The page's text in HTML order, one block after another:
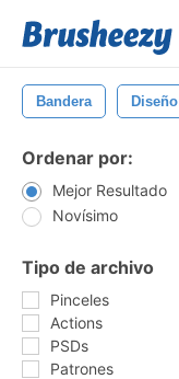
Bandera Diseño
Ordenar por:
Mejor Resultado
Novísimo
Tipo de archivo
Pinceles
Actions
PSDs
Patrones